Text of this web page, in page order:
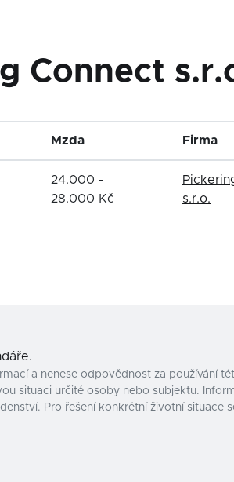
Connect
Mzda Firma
24.000 -
28.000 Kč
s.r.o.
a nenese odpovědnost za používání
situaci určité osoby nebo subjektu.
Pro řešení konkrétní životní